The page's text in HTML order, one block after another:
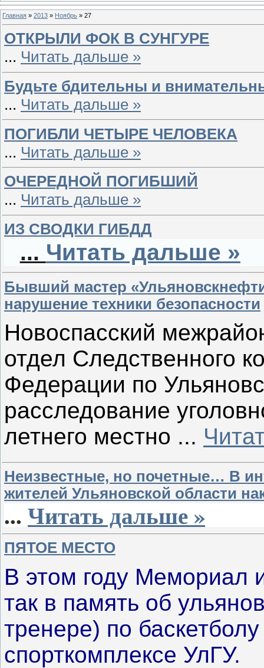
Главная » 2013 » Ноябрь » 27
ОТКРЫЛИ ФОК В СУНГУРЕ
... Читать дальше »
Будьте бдительны и
... Читать дальше »
ПОГИБЛИ ЧЕТЫРЕ ЧЕЛОВЕКА
... Читать дальше »
ОЧЕРЕДНОЙ ПОГИБШИЙ
... Читать дальше »
ИЗ СВОДКИ ГИБДД
... Читать дальше »
Бывший мастер
нарушение техники безопасности
Новоспасский
отдел Следственного
Федерации по
расследование
летнего местно ...
Неизвестные, но почетные… В
жителей Ульяновской области
... Читать дальше »
ПЯТОЕ МЕСТО
В этом году Мемориал
так в память об
тренере) по
спорткомплексе УлГУ.